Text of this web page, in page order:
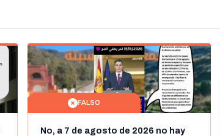
FALSO
No, a 7 de agosto de 2026 no hay